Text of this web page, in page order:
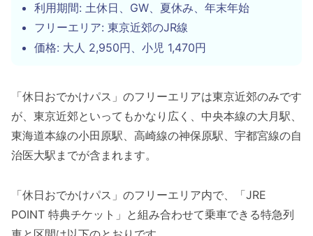
利用期間: 土休日、GW、夏休み、年末年始
フリーエリア: 東京近郊のJR線
価格: 大人 2,950円、小児 1,470円
「休日おでかけパス」のフリーエリアは東京近郊のみです
が、東京近郊といってもかなり広く、中央本線の大月駅、
東海道本線の小田原駅、高崎線の神保原駅、宇都宮線の自
治医大駅までが含まれます。
「休日おでかけパス」のフリーエリア内で、「JRE
POINT 特典チケット」と組み合わせて乗車できる特急列